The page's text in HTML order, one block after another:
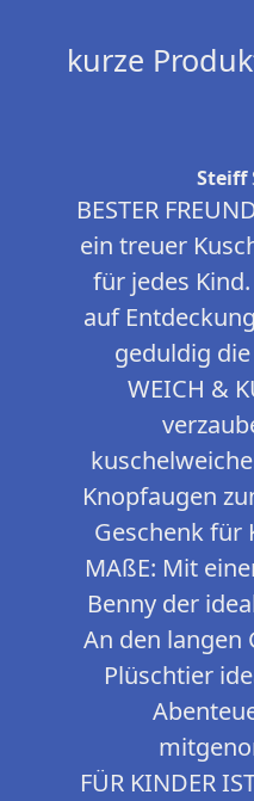
kurze
Steiff
BESTER
ein treuer
für jedes
auf
geduldig
WEICH &
Knopfaugen
Geschenk für
MAßE: Mit
Benny der
An den langen
Plüschtier
FÜR KINDER